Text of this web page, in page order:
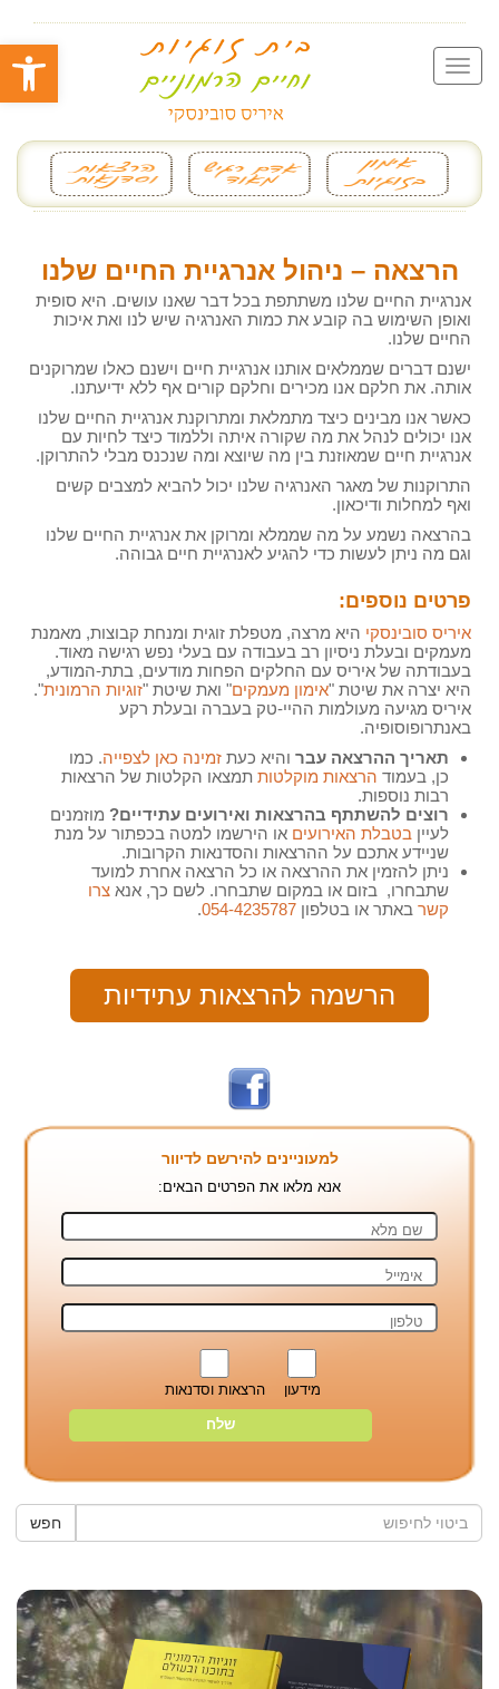
פתח
הרצאה – ניהול אנרגיית החיים שלנו
אנרגיית החיים שלנו משתתפת בכל דבר שאנו עושים. היא סופית
ואופן השימוש בה קובע את כמות האנרגיה שיש לנו ואת איכות
החיים שלנו.
ישנם דברים שממלאים אותנו אנרגיית חיים וישנם כאלו שמרוקנים
אותה. את חלקם אנו מכירים וחלקם קורים אף ללא ידיעתנו.
כאשר אנו מבינים כיצד מתמלאת ומתרוקנת אנרגיית החיים שלנו
אנו יכולים לנהל את מה שקורה איתה וללמוד כיצד לחיות עם
אנרגיית חיים שמאוזנת בין מה שיוצא ומה שנכנס מבלי להתרוקן.
התרוקנות של מאגר האנרגיה שלנו יכול להביא למצבים קשים
ואף למחלות ודיכאון.
בהרצאה נשמע על מה שממלא ומרוקן את אנרגיית החיים שלנו
וגם מה ניתן לעשות כדי להגיע לאנרגיית חיים גבוהה.
פרטים נוספים:
איריס סובינסקי היא מרצה, מטפלת זוגית ומנחת קבוצות, מאמנת
מעמקים ובעלת ניסיון רב בעבודה עם בעלי נפש רגישה מאוד.
בעבודתה של איריס עם החלקים הפחות מודעים, בתת-המודע,
היא יצרה את שיטת "אימון מעמקים" ואת שיטת "זוגיות הרמונית".
איריס מגיעה מעולמות ההיי-טק בעברה ובעלת רקע
באנתרופוסופיה.
תאריך ההרצאה עבר והיא כעת זמינה כאן לצפייה. כמו
כן, בעמוד הרצאות מוקלטות תמצאו הקלטות של הרצאות
רבות נוספות.
רוצים להשתתף בהרצאות ואירועים עתידיים? מוזמנים
לעיין בטבלת האירועים או הירשמו למטה בכפתור על מנת
שניידע אתכם על ההרצאות והסדנאות הקרובות.
ניתן להזמין את ההרצאה או כל הרצאה אחרת למועד
שתבחרו, בזום או במקום שתבחרו. לשם כך, אנא צרו
קשר באתר או בטלפון 054-4235787
.
הרשמה להרצאות עתידיות
למעוניינים להירשם לדיוור
אנא מלאו את הפרטים הבאים:
מידעון הרצאות וסדנאות
חפש